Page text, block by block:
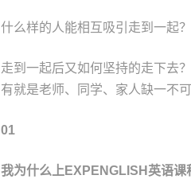
什么样的人能相互吸引走到一起
走到一起后又如何坚持的走下去
有就是老师、同学、家人缺一不可
01
我为什么上EXPENGLISH英语课